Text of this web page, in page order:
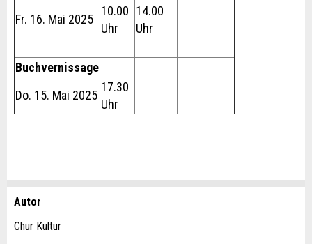
Fr. 16. Mai 2025
10.00
Uhr
14.00
Uhr
Buchvernissage
Do. 15. Mai 2025
17.30
Uhr
Report ad
Recommend the ad
Autor
Chur Kultur